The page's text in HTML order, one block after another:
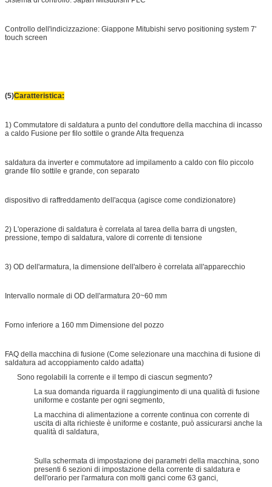
Controllo dell'indicizzazione: Giappone Mitubishi servo positioning system 7'
touch screen
(5)Caratteristica:
1) Commutatore di saldatura a punto del conduttore della macchina di incasso
a caldo Fusione per filo sottile o grande Alta frequenza
saldatura da inverter e commutatore ad impilamento a caldo con filo piccolo
grande filo sottile e grande, con separato
dispositivo di raffreddamento dell'acqua (agisce come condizionatore)
2) L'operazione di saldatura è correlata al tarea della barra di ungsten,
pressione, tempo di saldatura, valore di corrente di tensione
3) OD dell'armatura, la dimensione dell'albero è correlata all'apparecchio
Intervallo normale di OD dell'armatura 20~60 mm
Forno inferiore a 160 mm Dimensione del pozzo
FAQ della macchina di fusione (Come selezionare una macchina di fusione di
saldatura ad accoppiamento caldo adatta)
Sono regolabili la corrente e il tempo di ciascun segmento?
La sua domanda riguarda il raggiungimento di una qualità di fusione
uniforme e costante per ogni segmento,
La macchina di alimentazione a corrente continua con corrente di
uscita di alta richieste è uniforme e costante, può assicurarsi anche la
qualità di saldatura,
Sulla schermata di impostazione dei parametri della macchina, sono
presenti 6 sezioni di impostazione della corrente di saldatura e
dell'orario per l'armatura con molti ganci come 63 ganci,